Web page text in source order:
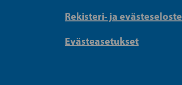
Rekisteri- ja evästeseloste
Evästeasetukset